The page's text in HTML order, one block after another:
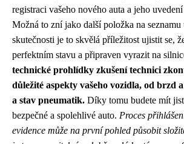
registraci vašeho nového auta a jeho
Možná to zní jako další položka na
skutečnosti je to skvělá příležitost ujistit se,
perfektním stavu a připraven vyrazit na
technické prohlídky zkušení technici
důležité aspekty vašeho vozidla, od brzd a
a stav pneumatik. Díky tomu budete mít
bezpečné a spolehlivé auto. Proces
evidence může na první pohled působit